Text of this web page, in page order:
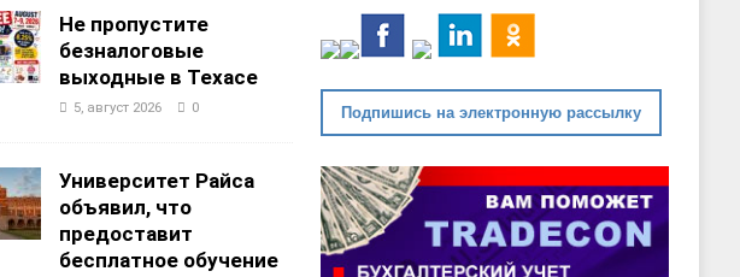
ШКОЛЫ И
Не пропустите
безналоговые
выходные в Техасе
5, август 2026 0
Университет Райса
объявил, что
предоставит
бесплатное обучение
Подпишись на электронную рассылку